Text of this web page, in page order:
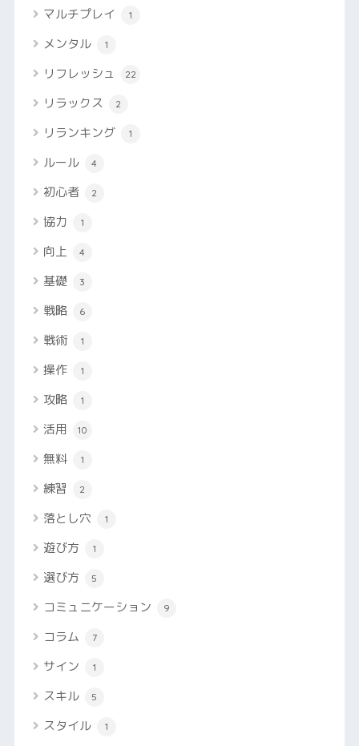
マルチプレイ 1
メンタル 1
リフレッシュ 22
リラックス 2
リランキング 1
ルール 4
初心者 2
協力 1
向上 4
基礎 3
戦略 6
戦術 1
操作 1
攻略 1
活用 10
無料 1
練習 2
落とし穴 1
遊び方 1
選び方 5
コミュニケーション 9
コラム 7
サイン 1
スキル 5
スタイル 1